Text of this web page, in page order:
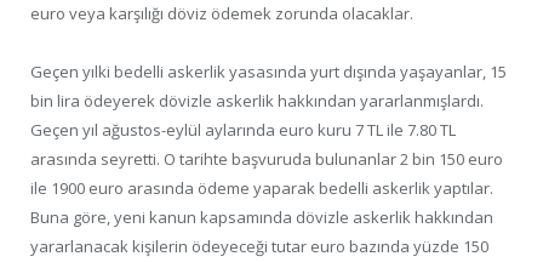
euro veya karşılığı döviz ödemek zorunda olacaklar.
Geçen yılki bedelli askerlik yasasında yurt dışında yaşayanlar, 15
bin lira ödeyerek dövizle askerlik hakkından yararlanmışlardı.
Geçen yıl ağustos-eylül aylarında euro kuru 7 TL ile 7.80 TL
arasında seyretti. O tarihte başvuruda bulunanlar 2 bin 150 euro
ile 1900 euro arasında ödeme yaparak bedelli askerlik yaptılar.
Buna göre, yeni kanun kapsamında dövizle askerlik hakkından
yararlanacak kişilerin ödeyeceği tutar euro bazında yüzde 150